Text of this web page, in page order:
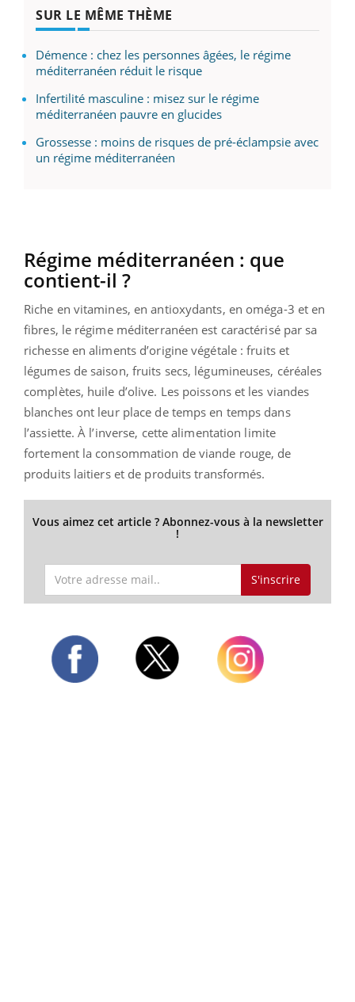
SUR LE MÊME THÈME
Démence : chez les personnes âgées, le régime
méditerranéen réduit le risque
Infertilité masculine : misez sur le régime
méditerranéen pauvre en glucides
Grossesse : moins de risques de pré-éclampsie avec
un régime méditerranéen
Régime méditerranéen : que
contient-il ?
Riche en vitamines, en antioxydants, en oméga-3 et en
fibres, le régime méditerranéen est caractérisé par sa
richesse en aliments d’origine végétale : fruits et
légumes de saison, fruits secs, légumineuses, céréales
complètes, huile d’olive. Les poissons et les viandes
blanches ont leur place de temps en temps dans
l’assiette. À l’inverse, cette alimentation limite
fortement la consommation de viande rouge, de
produits laitiers et de produits transformés.
Vous aimez cet article ? Abonnez-vous à la newsletter
!
S'inscrire